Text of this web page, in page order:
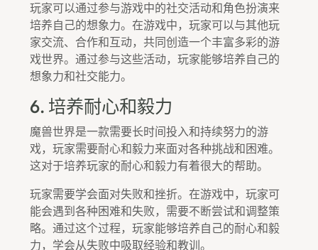
玩家可以通过参与游戏中的社交活动和角色扮演来
培养自己的想象力。在游戏中，玩家可以与其他玩
家交流、合作和互动，共同创造一个丰富多彩的游
戏世界。通过参与这些活动，玩家能够培养自己的
想象力和社交能力。
6. 培养耐心和毅力
魔兽世界是一款需要长时间投入和持续努力的游
戏，玩家需要耐心和毅力来面对各种挑战和困难。
这对于培养玩家的耐心和毅力有着很大的帮助。
玩家需要学会面对失败和挫折。在游戏中，玩家可
能会遇到各种困难和失败，需要不断尝试和调整策
略。通过这个过程，玩家能够培养自己的耐心和毅
力，学会从失败中吸取经验和教训。